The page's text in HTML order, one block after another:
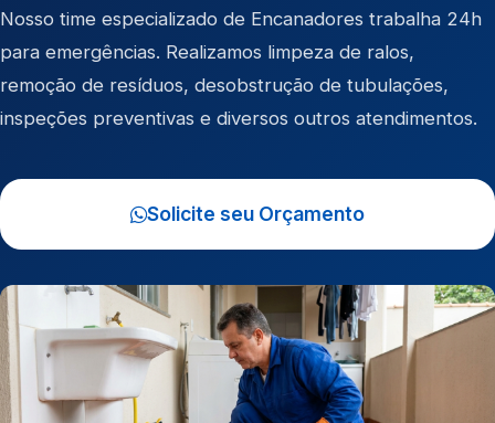
Nosso time especializado de Encanadores trabalha 24h
para emergências. Realizamos limpeza de ralos,
remoção de resíduos, desobstrução de tubulações,
inspeções preventivas e diversos outros atendimentos.
Solicite seu Orçamento